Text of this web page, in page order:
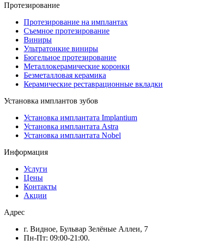
Протезирование
Протезирование на имплантах
Съемное протезирование
Виниры
Ультратонкие виниры
Бюгельное протезирование
Металлокерамические коронки
Безметалловая керамика
Керамические реставрационные вкладки
Установка имплантов зубов
Установка имплантата Implantium
Установка имплантата Astra
Установка имплантата Nobel
Информация
Услуги
Цены
Контакты
Акции
Адрес
г. Видное, Бульвар Зелёные Аллеи, 7
Пн-Пт: 09:00-21:00.